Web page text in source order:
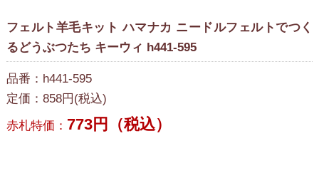
フェルト羊毛キット ハマナカ ニードルフェルトでつく
るどうぶつたち キーウィ h441-595
品番：h441-595
定価：858円(税込)
赤札特価： 773円（税込）